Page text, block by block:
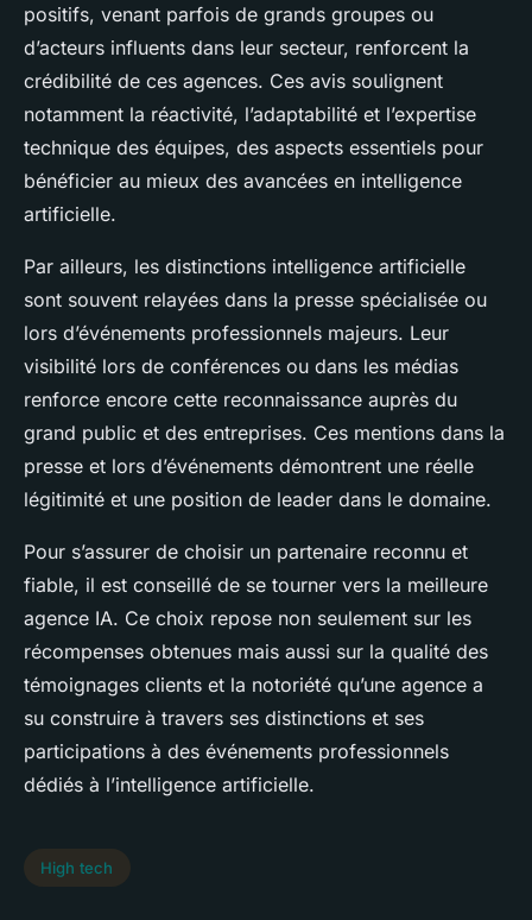
positifs, venant parfois de grands groupes ou
d’acteurs influents dans leur secteur, renforcent la
crédibilité de ces agences. Ces avis soulignent
notamment la réactivité, l’adaptabilité et l’expertise
technique des équipes, des aspects essentiels pour
bénéficier au mieux des avancées en intelligence
artificielle.
Par ailleurs, les distinctions intelligence artificielle
sont souvent relayées dans la presse spécialisée ou
lors d’événements professionnels majeurs. Leur
visibilité lors de conférences ou dans les médias
renforce encore cette reconnaissance auprès du
grand public et des entreprises. Ces mentions dans la
presse et lors d’événements démontrent une réelle
légitimité et une position de leader dans le domaine.
Pour s’assurer de choisir un partenaire reconnu et
fiable, il est conseillé de se tourner vers la meilleure
agence IA. Ce choix repose non seulement sur les
récompenses obtenues mais aussi sur la qualité des
témoignages clients et la notoriété qu’une agence a
su construire à travers ses distinctions et ses
participations à des événements professionnels
dédiés à l’intelligence artificielle.
High tech